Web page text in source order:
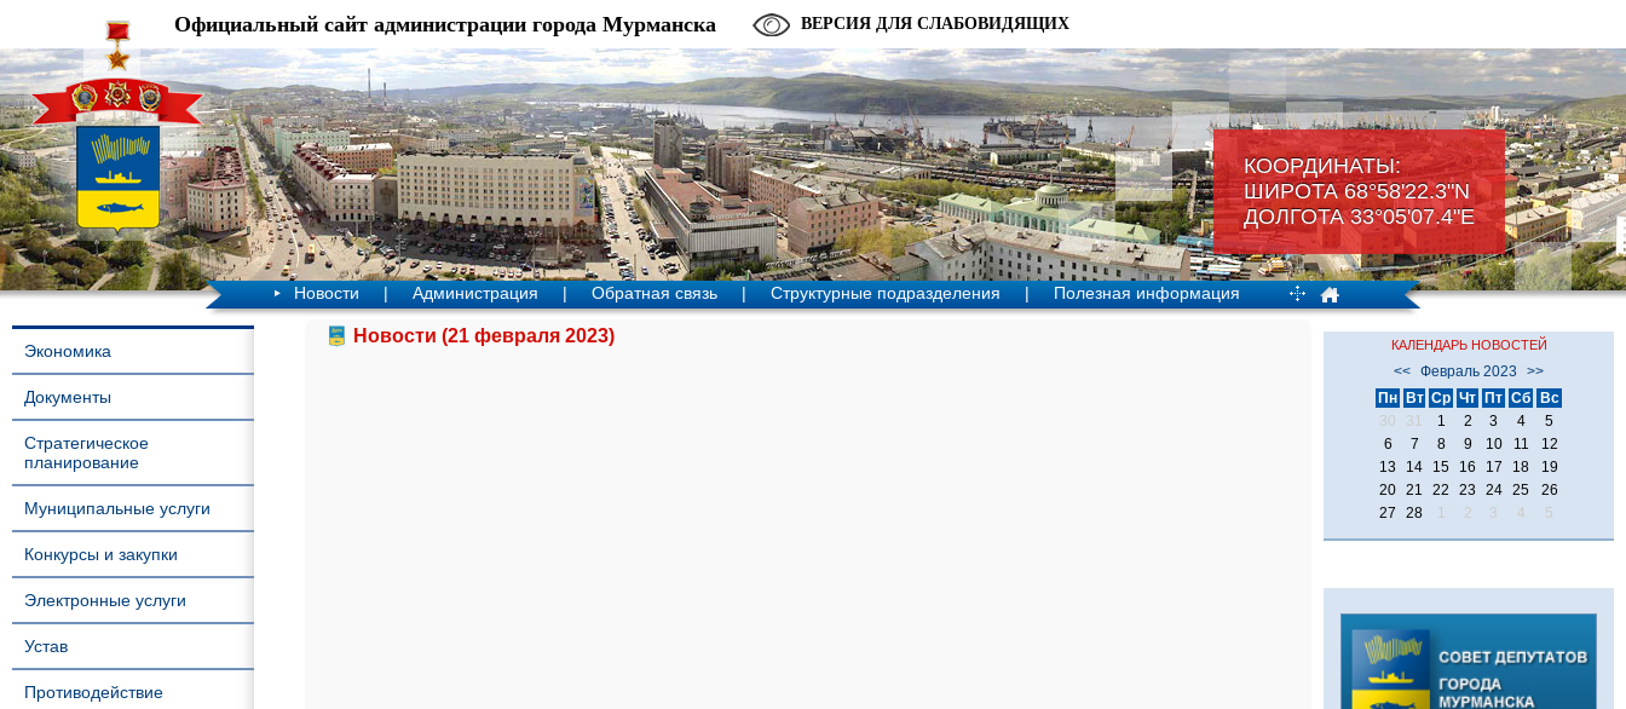
КООРДИНАТЫ:
ШИРОТА 68°58'22.3"N
ДОЛГОТА 33°05'07.4"Е
Официальный сайт администрации города Мурманска ВЕРСИЯ ДЛЯ СЛАБОВИДЯЩИХ
Новости | Администрация | Обратная связь | Структурные подразделения | Полезная информация
Экономика
Документы
Стратегическое
планирование
Муниципальные услуги
Конкурсы и закупки
Электронные услуги
Устав
Противодействие
Новости (21 февраля 2023) КАЛЕНДАРЬ НОВОСТЕЙ
<< Февраль 2023
>>
Пн
Вт Ср Чт Пт Сб
Вс
30
31 1 2 3 4
5
6
7 8 9 10 11
12
13
14 15 16 17 18
19
20 21 22 23 24 25
26
27
28 1 2 3 4 5